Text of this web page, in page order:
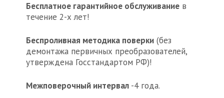
Бесплатное гарантийное обслуживание в
течение 2-х лет!
Беспроливная методика поверки (без
демонтажа первичных преобразователей,
утверждена Госстандартом РФ)!
Межповерочный интервал -4 года.